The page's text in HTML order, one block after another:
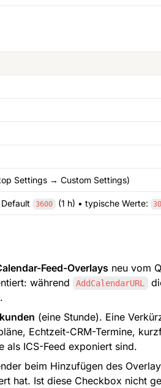
Settings → Custom Settings)
3600 (1 h) • typische Werte:
Feed-Overlays neu vom
während AddCalendarURL
(eine Stunde). Eine
Echtzeit-CRM-Termine,
als ICS-Feed exponiert sind.
beim Hinzufügen des
hat. Ist diese Checkbox nicht